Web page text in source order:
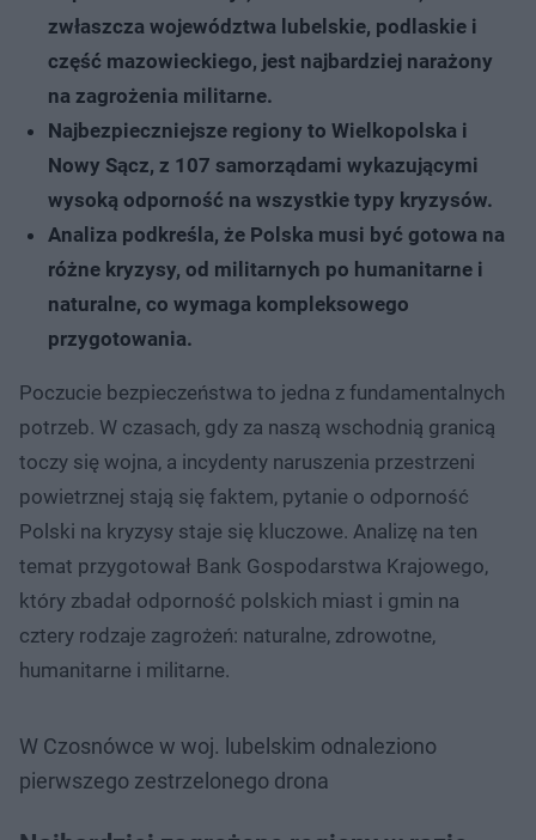
zwłaszcza województwa lubelskie, podlaskie i
część mazowieckiego, jest najbardziej narażony
na zagrożenia militarne.
Najbezpieczniejsze regiony to Wielkopolska i
Nowy Sącz, z 107 samorządami wykazującymi
wysoką odporność na wszystkie typy kryzysów.
Analiza podkreśla, że Polska musi być gotowa na
różne kryzysy, od militarnych po humanitarne i
naturalne, co wymaga kompleksowego
przygotowania.
Poczucie bezpieczeństwa to jedna z fundamentalnych
potrzeb. W czasach, gdy za naszą wschodnią granicą
toczy się wojna, a incydenty naruszenia przestrzeni
powietrznej stają się faktem, pytanie o odporność
Polski na kryzysy staje się kluczowe. Analizę na ten
temat przygotował Bank Gospodarstwa Krajowego,
który zbadał odporność polskich miast i gmin na
cztery rodzaje zagrożeń: naturalne, zdrowotne,
humanitarne i militarne.
W Czosnówce w woj. lubelskim odnaleziono
pierwszego zestrzelonego drona